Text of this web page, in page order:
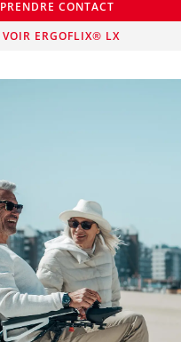
PRENDRE CONTACT
VOIR ERGOFLIX® LX